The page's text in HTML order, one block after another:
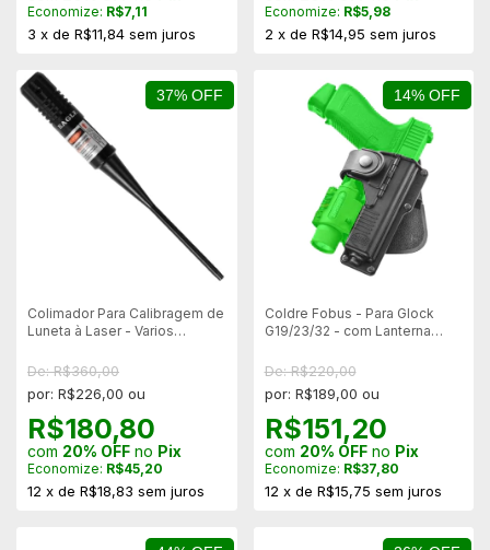
Economize: R$7,11
3 x de R$11,84 sem juros
Economize: R$5,98
2 x de R$14,95 sem juros
37% OFF
Colimador Para Calibragem de
Luneta à Laser - Varios
De: R$360,00
por: R$226,00 ou
R$180,80
com 20% OFF no Pix
Economize: R$45,20
12 x de R$18,83 sem juros
14% OFF
Coldre Fobus - Para Glock
G19/23/32 - com Lanterna
De: R$220,00
por: R$189,00 ou
R$151,20
com 20% OFFno Pix
Economize: R$37,80
12 x de R$15,75 sem juros